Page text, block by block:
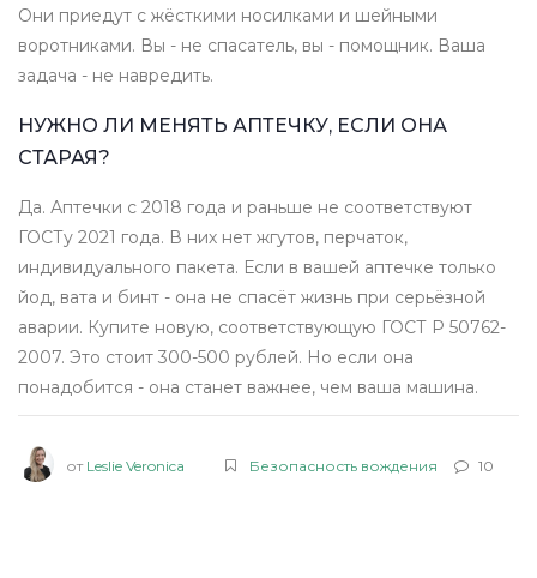
Они приедут с жёсткими носилками и шейными
воротниками. Вы - не спасатель, вы - помощник. Ваша
задача - не навредить.
НУЖНО ЛИ МЕНЯТЬ АПТЕЧКУ, ЕСЛИ ОНА
СТАРАЯ?
Да. Аптечки с 2018 года и раньше не соответствуют
ГОСТу 2021 года. В них нет жгутов, перчаток,
индивидуального пакета. Если в вашей аптечке только
йод, вата и бинт - она не спасёт жизнь при серьёзной
аварии. Купите новую, соответствующую ГОСТ Р 50762-
2007. Это стоит 300-500 рублей. Но если она
понадобится - она станет важнее, чем ваша машина.
от Leslie Veronica Безопасность вождения 10